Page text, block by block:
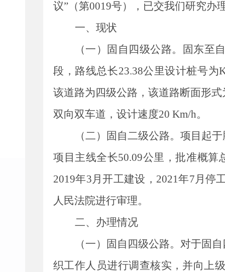
议” （第0019号） ， 已交我们研究办
一、现状
（一）固自四级公路。
固东至
段，路线总长23.38公里设计桩号为
该道路为四级公路，该道路断面形式
双向双车道，设计速度20 Km/h。
（二）固自二级公路。 项目起
项目主线全长50.09公里，批准概算
2019年3月开工建设， 2021年7月停
人民法院进行审理。
二、办理情况
（一）固自四级公路。 对于固
织工作人员进行调查核实，并向上